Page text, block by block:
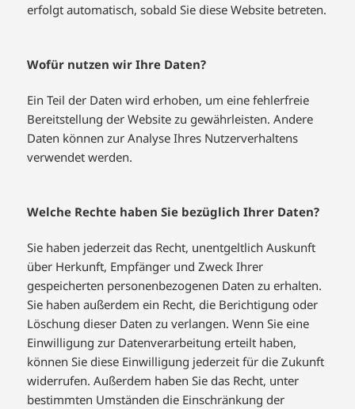
erfolgt automatisch, sobald Sie diese Website betreten.
Wofür nutzen wir Ihre Daten?
Ein Teil der Daten wird erhoben, um eine fehlerfreie
Bereitstellung der Website zu gewährleisten. Andere
Daten können zur Analyse Ihres Nutzerverhaltens
verwendet werden.
Welche Rechte haben Sie bezüglich Ihrer Daten?
Sie haben jederzeit das Recht, unentgeltlich Auskunft
über Herkunft, Empfänger und Zweck Ihrer
gespeicherten personenbezogenen Daten zu erhalten.
Sie haben außerdem ein Recht, die Berichtigung oder
Löschung dieser Daten zu verlangen. Wenn Sie eine
Einwilligung zur Datenverarbeitung erteilt haben,
können Sie diese Einwilligung jederzeit für die Zukunft
widerrufen. Außerdem haben Sie das Recht, unter
bestimmten Umständen die Einschränkung der